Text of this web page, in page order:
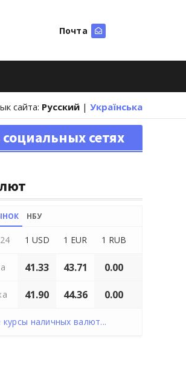
Почта
сайта: Русский | Українська
сетях
НБУ
1 USD 1 EUR 1 RUB
41.33 43.71 0.00
41.90 44.36 0.00
курсы наличных валют...